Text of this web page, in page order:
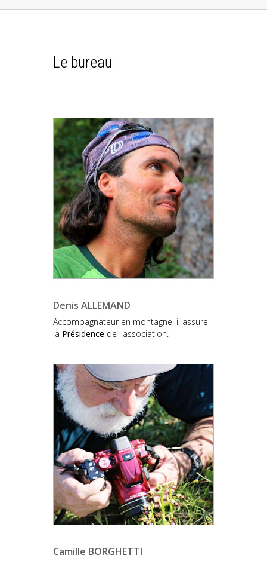
Le bureau
Denis ALLEMAND
Accompagnateur en montagne, il assure
la Présidence de l'association.
Camille BORGHETTI